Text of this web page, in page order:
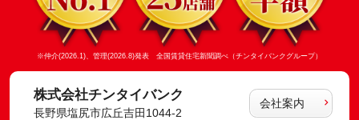
※仲介(2026.1)、管理(2026.8)発表 全国賃貸住宅新聞調べ（チンタイバンクグループ）
株式会社チンタイバンク
長野県塩尻市広丘吉田1044-2
会社案内